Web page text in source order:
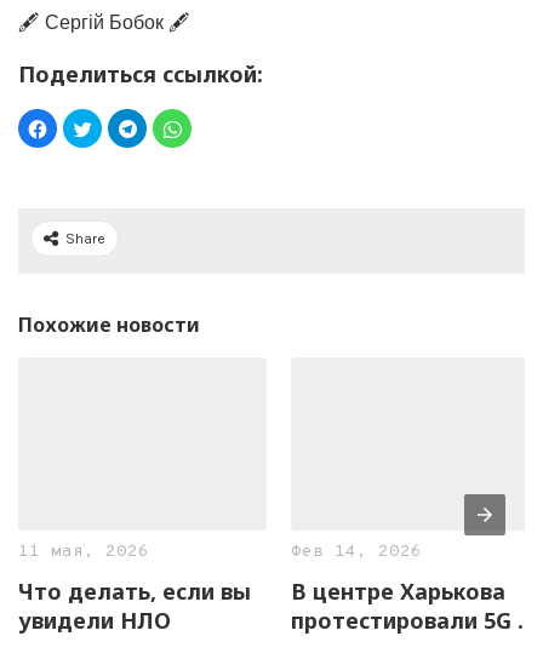
🖋️ Сергій Бобок 🖋️
Поделиться ссылкой:
Share
Похожие новости
11 мая, 2026
Что делать, если вы
увидели НЛО
Фев 14, 2026
В центре Харькова
протестировали 5G и